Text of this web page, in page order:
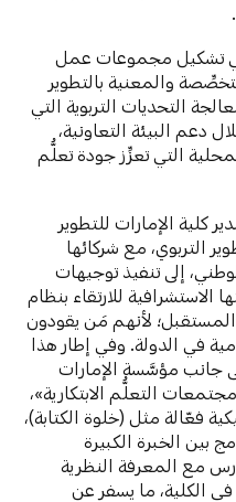
تشكيل مجموعات عمل
والمعنية بالتطوير
التحديات التربوية التي
البيئة التعاونية،
التي تعزِّز جودة تعلُّم
كلية الإمارات للتطوير
التربوي، مع شركائها
إلى تنفيذ توجيهات
الاستشرافية للارتقاء بنظام
لأنهم مَن يقودون
في الدولة. وفي إطار هذا
جانب مؤسَّسة الإمارات
التعلُّم الابتكارية»،
فعّالة مثل (خلوة الكتابة)،
بين الخبرة الكبيرة
مع المعرفة النظرية
في الكلية، ما يسفر عن